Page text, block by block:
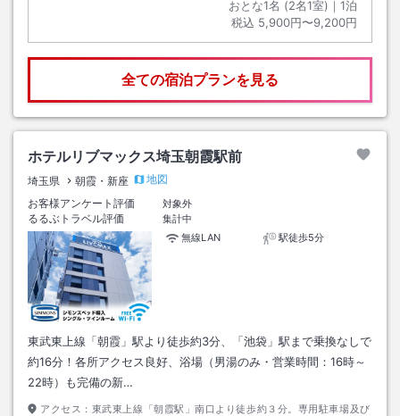
おとな1名 (2名1室)｜ 1泊
税込 5,900円〜9,200円
全ての宿泊プランを見る
ホテルリブマックス埼玉朝霞駅前
埼玉県 朝霞・新座
地図
お客様アンケート評価
対象外
るるぶトラベル評価
集計中
無線LAN
駅徒歩5分
東武東上線「朝霞」駅より徒歩約3分、「池袋」駅まで乗換なしで
約16分！各所アクセス良好、浴場（男湯のみ・営業時間：16時～
22時）も完備の新…
アクセス： 東武東上線「朝霞駅」南口より徒歩約３分。専用駐車場及び